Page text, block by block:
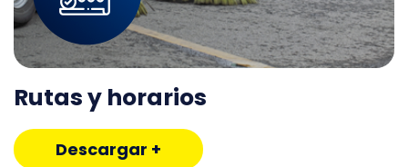
Rutas y horarios
Descargar +